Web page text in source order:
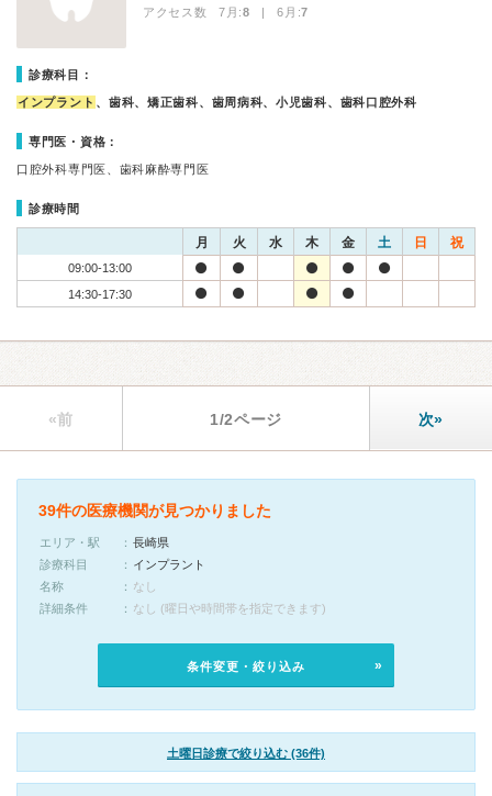
アクセス数 7月:8 | 6月:7
診療科目：
インプラント 、歯科、矯正歯科、歯周病科、小児歯科、歯科口腔外科
専門医・資格：
口腔外科専門医、歯科麻酔専門医
診療時間
月 火 水 木 金 土 日 祝
09:00-13:00
14:30-17:30
«前 1/2ページ 次»
39件の医療機関が見つかりました
エリア・駅
長崎県
診療科目
インプラント
名称
なし
詳細条件
なし (曜日や時間帯を指定できます)
条件変更・絞り込み
土曜日診療で絞り込む (36件)